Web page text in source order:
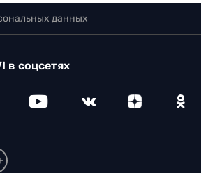
данных
в соцсетях